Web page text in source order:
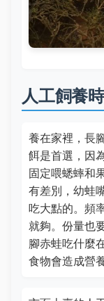
人工飼養
養在家裡，長
餌是首選，因
固定喂蟋蟀和
有差別，幼蛙
吃大點的。頻
就夠。份量也
腳赤蛙吃什麼
食物會造成營